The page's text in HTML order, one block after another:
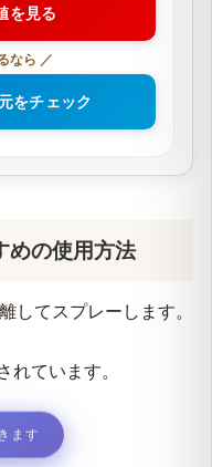
を見る
なら ／
をチェック
めの使用方法
してスプレーします。
れています。
ます